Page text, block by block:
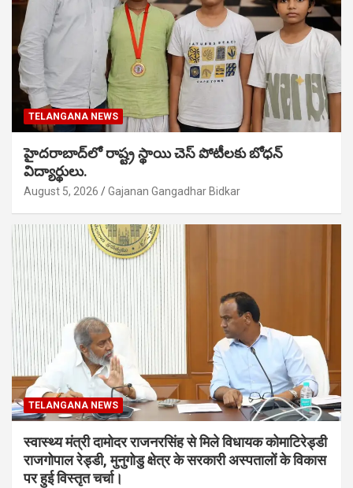
TELANGANA NEWS
హైదరాబాద్‌లో రాష్ట్ర స్థాయి చెస్ పోటీలకు బోధన్
విద్యార్థులు.
August 5, 2026 Gajanan Gangadhar Bidkar
TELANGANA NEWS
स्वास्थ्य मंत्री दामोदर राजनरसिंह से मिले विधायक कोमाटिरेड्डी
राजगोपाल रेड्डी, मुनुगोडु क्षेत्र के सरकारी अस्पतालों के विकास
पर हुई विस्तृत चर्चा।